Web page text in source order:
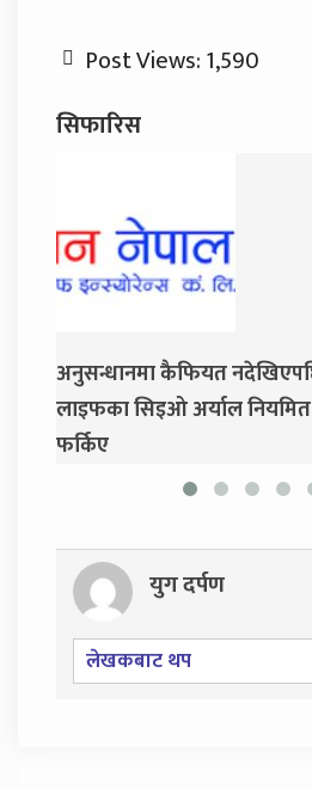
Post Views:1,590
सिफारिस
सन नेपाल
काममा
जय नेपाल पार्टी
प्रसाईं, साउन
युग दर्पण
लेखकबाट थप